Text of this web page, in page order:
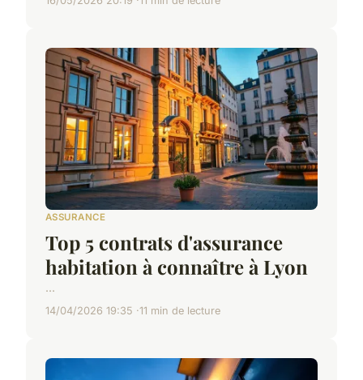
ASSURANCE
Top 5 contrats d'assurance
habitation à connaître à Lyon
...
14/04/2026 19:35 11 min de lecture